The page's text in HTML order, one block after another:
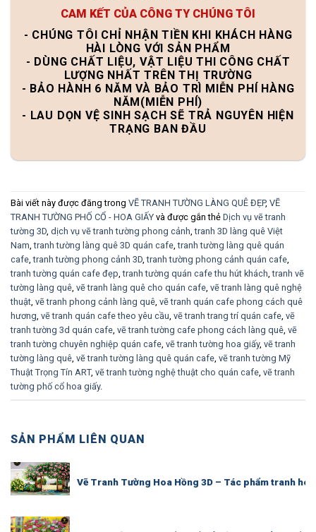
CAM KẾT CỦA CÔNG TY CHÚNG TÔI
- CHÚNG TÔI CHỈ NHẬN TIỀN KHI KHÁCH HÀNG
HÀI LÒNG VỚI SẢN PHẨM
- DÙNG CHẤT LIỆU, VẬT LIỆU THI CÔNG CHẤT
LƯỢNG NHẤT TRÊN THỊ TRƯỜNG
- BẢO HÀNH 6 NĂM VÀ BẢO TRÌ MIỄN PHÍ HÀNG
NĂM(MIỄN PHÍ)
- LAU DỌN VỆ SINH SẠCH SẼ TRẢ NGUYÊN HIỆN
TRẠNG BAN ĐẦU
Bài viết này được đăng trong VẼ TRANH TƯỜNG LÀNG QUÊ ĐẸP, VẼ
TRANH TƯỜNG PHỐ CỔ - HOA GIẤY và được gắn thẻ Dịch vụ vẽ tranh
tường 3D, dịch vụ vẽ tranh tường phong cảnh,tranh 3D làng quê Việt
Nam,tranh tường làng quê 3D quán cafe,tranh tường làng quê quán
cafe,tranh tường phong cảnh 3D,tranh tường phong cảnh quán cafe,
tranh tường quán cafe đẹp,tranh tường quán cafe thu hút khách,tranh vẽ
tường làng quê, vẽ tranh làng quê cho quán cafe, vẽ tranh làng quê nghệ
thuật, vẽ tranh phong cảnh làng quê, vẽ tranh quán cafe phong cách quê
hương, vẽ tranh quán cafe theo yêu cầu, vẽ tranh trang trí quán cafe, vẽ
tranh tường 3d quán cafe, vẽ tranh tường cafe phong cách làng quê, vẽ
tranh tường chuyên nghiệp quán cafe, vẽ tranh tường hoa giấy, vẽ tranh
tường làng quê, vẽ tranh tường làng quê quán cafe, vẽ tranh tường Mỹ
Thuật Trọng Tín ART, vẽ tranh tường nghệ thuật cho quán cafe, vẽ tranh
tường phố cổ hoa giấy.
SẢN PHẨM LIÊN QUAN
Vẽ Tranh Tường Hoa Hồng 3D – Tác phẩm tranh